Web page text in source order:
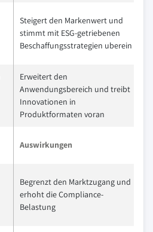
Steigert den Markenwert und
stimmt mit ESG-getriebenen
Beschaffungsstrategien uberein
Erweitert den
Anwendungsbereich und treibt
Innovationen in
Produktformaten voran
Auswirkungen
Begrenzt den Marktzugang und
erhoht die Compliance-
Belastung